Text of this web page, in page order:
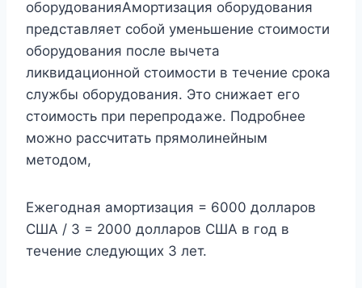
оборудованияАмортизация оборудования
представляет собой уменьшение стоимости
оборудования после вычета
ликвидационной стоимости в течение срока
службы оборудования. Это снижает его
стоимость при перепродаже. Подробнее
можно рассчитать прямолинейным
методом,
Ежегодная амортизация = 6000 долларов
США / 3 = 2000 долларов США в год в
течение следующих 3 лет.